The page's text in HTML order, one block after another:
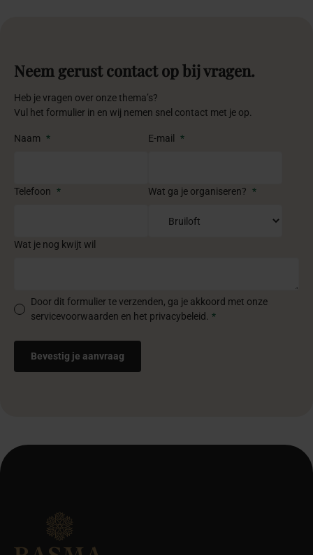
Neem gerust contact op bij vragen.
Heb je vragen over onze thema’s?
Vul het formulier in en wij nemen snel contact met je op.
Naam * E-mail *
Telefoon * Wat ga je organiseren? *
Wat je nog kwijt wil
Door dit formulier te verzenden, ga je akkoord met onze
servicevoorwaarden en het privacybeleid. *